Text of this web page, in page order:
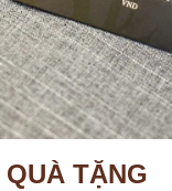
QUÀ TẶNG